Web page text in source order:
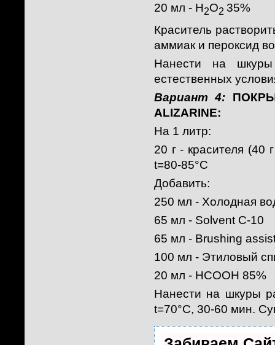
20 мл - Н2О2 35%
Краситель
аммиак и пероксид
Нанести на
естественных
Вариант 4:
ALIZARINE:
На 1 литр:
20 г - красителя (40
t=80-85°C
Добавить:
250 мл - Холодная
65 мл - Solvent C-10
65 мл - Brushing
100 мл - Этиловый
20 мл - НСООН 85%
Нанести на шкуры
t=70°C, 30-60 мин.